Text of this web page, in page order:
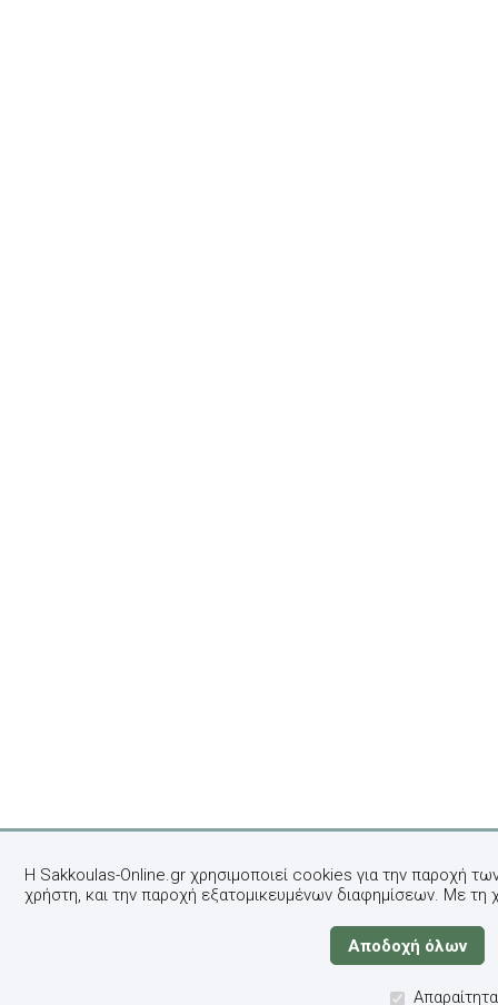
Η Sakkoulas-Online.gr χρησιμοποιεί cookies για την παροχή
χρήστη, και την παροχή εξατομικευμένων διαφημίσεων. Με